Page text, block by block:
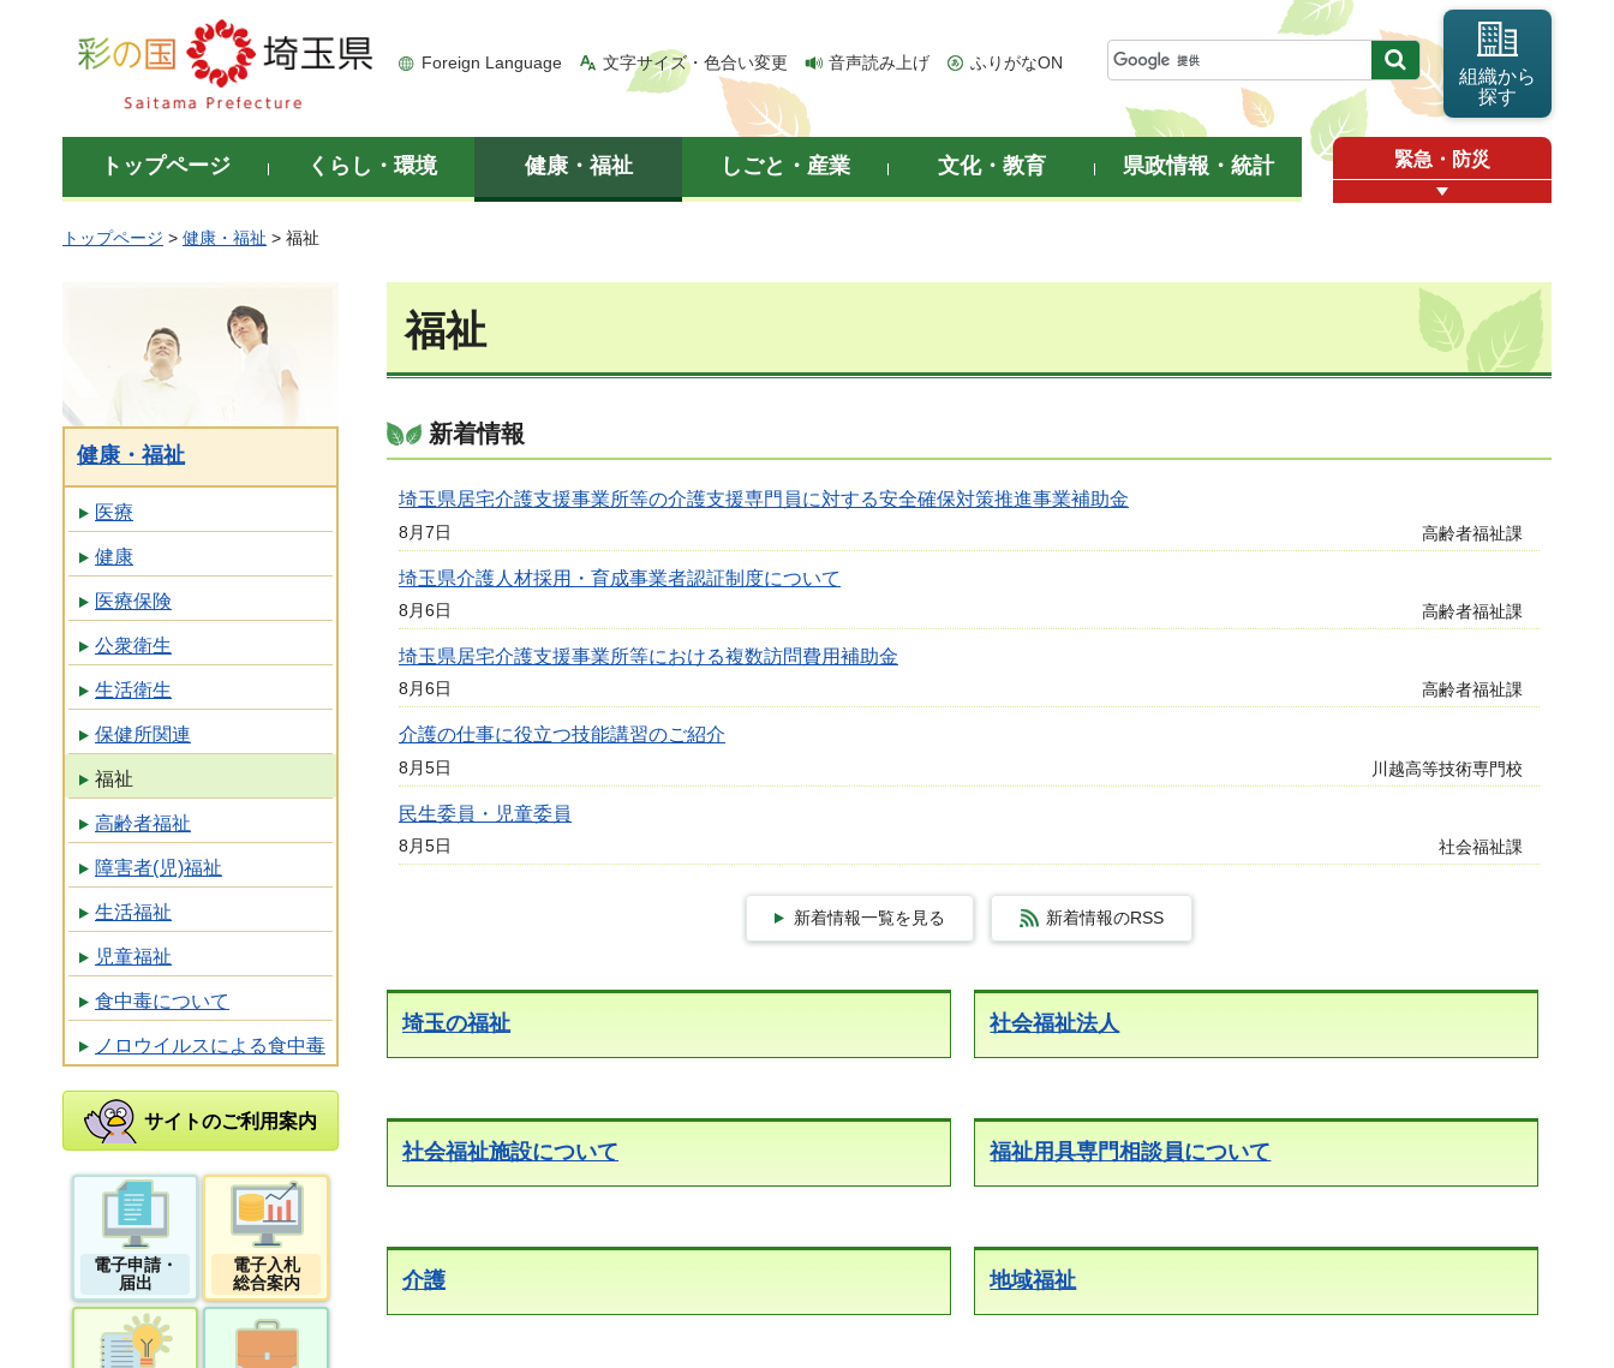
彩の国 埼玉県
Foreign Language 文字サイズ・色合い変更 音声読み上げ ふりがなON
組織から
探す
トップページ くらし・環境 健康・福祉 しごと・産業 文化・教育 県政情報・統計 緊急・防災
トップページ > 健康・福祉 > 福祉
健康・福祉
医療
健康
医療保険
公衆衛生
生活衛生
保健所関連
福祉
高齢者福祉
障害者(児)福祉
生活福祉
児童福祉
食中毒について
ノロウイルスによる食中毒
サイトのご利用案内
電子申請・
届出
電子入札
総合案内
福祉
新着情報
埼玉県居宅介護支援事業所等の介護支援専門員に対する安全確保対策推進事業補助金
8月7日 高齢者福祉課
埼玉県介護人材採用・育成事業者認証制度について
8月6日 高齢者福祉課
埼玉県居宅介護支援事業所等における複数訪問費用補助金
8月6日 高齢者福祉課
介護の仕事に役立つ技能講習のご紹介
8月5日 川越高等技術専門校
民生委員・児童委員
8月5日 社会福祉課
新着情報一覧を見る 新着情報のRSS
埼玉の福祉 社会福祉法人
社会福祉施設について 福祉用具専門相談員について
介護 地域福祉